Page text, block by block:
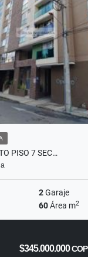
PISO 7 SEC…
2Garaje
60Área m2
$345.000.000COP